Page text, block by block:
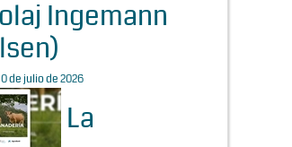
Ingemann
de julio de 2026
La